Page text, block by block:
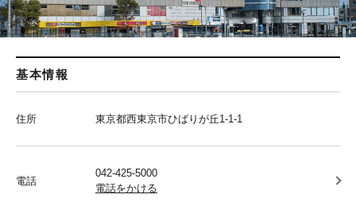
基本情報
住所 東京都西東京市ひばりが丘1-1-1
電話
042-425-5000
電話をかける